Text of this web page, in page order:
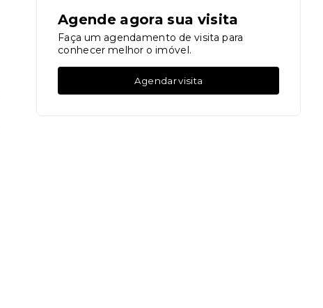
Agende agora sua visita
Faça um agendamento de visita para
conhecer melhor o imóvel.
Agendar visita